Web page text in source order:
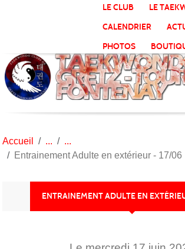
LE CLUB
LE
CALENDRIER
PHOTOS
Accueil
Entrainement Adulte en extérieur - 17/06
ENTRAINEMENT ADULTE EN
Panneau de gestion des cookies